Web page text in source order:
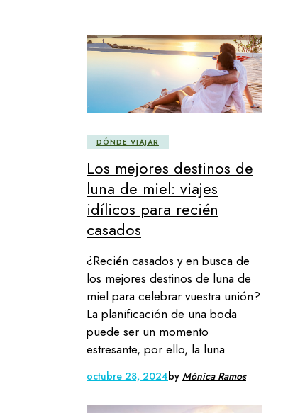
DÓNDE VIAJAR
Los mejores destinos de
luna de miel: viajes
idílicos para recién
casados
¿Recién casados y en busca de
los mejores destinos de luna de
miel para celebrar vuestra unión?
La planificación de una boda
puede ser un momento
estresante, por ello, la luna
octubre 28, 2024by Mónica Ramos